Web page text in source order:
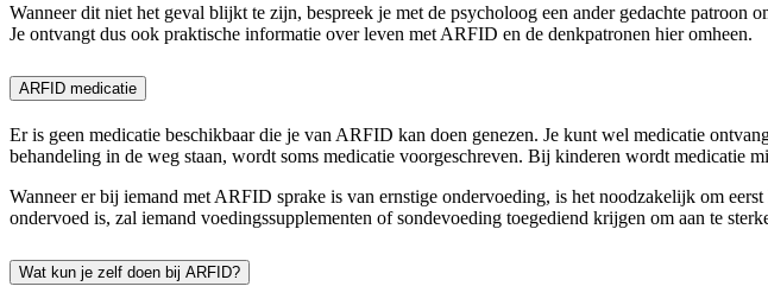
Wanneer dit niet het geval blijkt te zijn, bespreek je met de psycholoog een ander gedachte patroon
Je ontvangt dus ook praktische informatie over leven met ARFID en de denkpatronen hier omheen.
ARFID medicatie
Er is geen medicatie beschikbaar die je van ARFID kan doen genezen. Je kunt wel medicatie
behandeling in de weg staan, wordt soms medicatie voorgeschreven. Bij kinderen wordt medicatie
Wanneer er bij iemand met ARFID sprake is van ernstige ondervoeding, is het noodzakelijk om
ondervoed is, zal iemand voedingssupplementen of sondevoeding toegediend krijgen om aan te
Wat kun je zelf doen bij ARFID?